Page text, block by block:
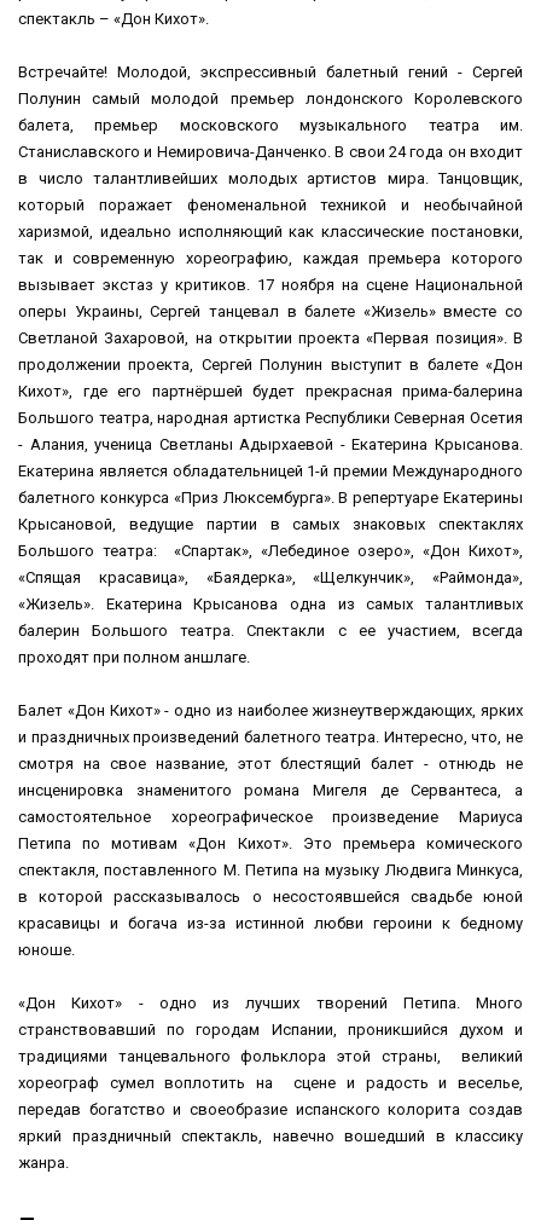
спектакль – «Дон Кихот».
Встречайте! Молодой, экспрессивный балетный гений - Сергей
Полунин самый молодой премьер лондонского Королевского
балета, премьер московского музыкального театра им.
Станиславского и Немировича-Данченко. В свои 24 года он входит
в число талантливейших молодых артистов мира. Танцовщик,
который поражает феноменальной техникой и необычайной
харизмой, идеально исполняющий как классические постановки,
так и современную хореографию, каждая премьера которого
вызывает экстаз у критиков. 17 ноября на сцене Национальной
оперы Украины, Сергей танцевал в балете «Жизель» вместе со
Светланой Захаровой, на открытии проекта «Первая позиция». В
продолжении проекта, Сергей Полунин выступит в балете «Дон
Кихот», где его партнёршей будет прекрасная прима-балерина
Большого театра, народная артистка Республики Северная Осетия
- Алания, ученица Светланы Адырхаевой - Екатерина Крысанова.
Екатерина является обладательницей 1-й премии Международного
балетного конкурса «Приз Люксембурга». В репертуаре Екатерины
Крысановой, ведущие партии в самых знаковых спектаклях
Большого театра: «Спартак», «Лебединое озеро», «Дон Кихот»,
«Спящая красавица», «Баядерка», «Щелкунчик», «Раймонда»,
«Жизель». Екатерина Крысанова одна из самых талантливых
балерин Большого театра. Спектакли с ее участием, всегда
проходят при полном аншлаге.
Балет «Дон Кихот» - одно из наиболее жизнеутверждающих, ярких
и праздничных произведений балетного театра. Интересно, что, не
смотря на свое название, этот блестящий балет - отнюдь не
инсценировка знаменитого романа Мигеля де Сервантеса, а
самостоятельное хореографическое произведение Мариуса
Петипа по мотивам «Дон Кихот». Это премьера комического
спектакля, поставленного М. Петипа на музыку Людвига Минкуса,
в которой рассказывалось о несостоявшейся свадьбе юной
красавицы и богача из-за истинной любви героини к бедному
юноше.
«Дон Кихот» - одно из лучших творений Петипа. Много
странствовавший по городам Испании, проникшийся духом и
традициями танцевального фольклора этой страны, великий
хореограф сумел воплотить на сцене и радость и веселье,
передав богатство и своеобразие испанского колорита создав
яркий праздничный спектакль, навечно вошедший в классику
жанра.